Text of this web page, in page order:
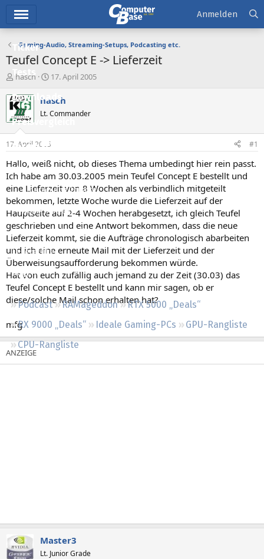
Ticker
Tests
Downloads
Preisvergleich
Forum
Aktuelles
Empfohlene Inhalte
Neue Beiträge
Neueste Aktivitäten
Leserartikel
Regeln
Podcast RAMageddon
RTX 5000 „Deals“
RX 9000 „Deals“
Ideale Gaming-PCs
GPU-Rangliste
CPU-Rangliste
Anmelden
Gaming-Audio, Streaming-Setups, Podcasting etc.
Teufel Concept E -> Lieferzeit
E
s
t
e
e
r
hasch
E
s
e
l
t
a
17. April 2005
hasch
Lt. Commander
17. April 2005 #1
Hallo, weiß nicht, ob dieses Thema umbedingt hier rein passt.
Ich habe am 30.03.2005 mein Teufel Concept E bestellt und
eine Lieferzeit von 8 Wochen als verbindlich mitgeteilt
bekommen, letzte Woche wurde die Lieferzeit auf der
Hauptseite auf 2-4 Wochen herabgesetzt, ich gleich Teufel
geschrieben und eine Antwort bekommen, dass die neue
Lieferzeit kommt, sie die Aufträge chronologisch abarbeiten
und ich eine erneute Mail mit der Lieferzeit und der
Überweisungsaufforderung bekommen würde.
Hat von euch zufällig auch jemand zu der Zeit (30.03) das
Teufel Concept E bestellt und kann mir sagen, ob er
diese/solche Mail schon erhalten hat?
mfg
Master3
Lt. Junior Grade